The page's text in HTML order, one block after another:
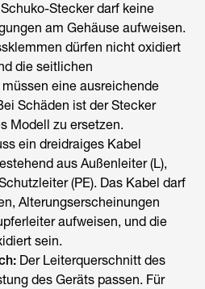
Stecker darf keine
am Gehäuse aufweisen.
dürfen nicht oxidiert
die seitlichen
eine ausreichende
Schäden ist der Stecker
Modell zu ersetzen.
ein dreidraiges Kabel
aus Außenleiter (L),
(PE). Das Kabel darf
Alterungserscheinungen
aufweisen, und die
sein.
Der Leiterquerschnitt des
des Geräts passen. Für